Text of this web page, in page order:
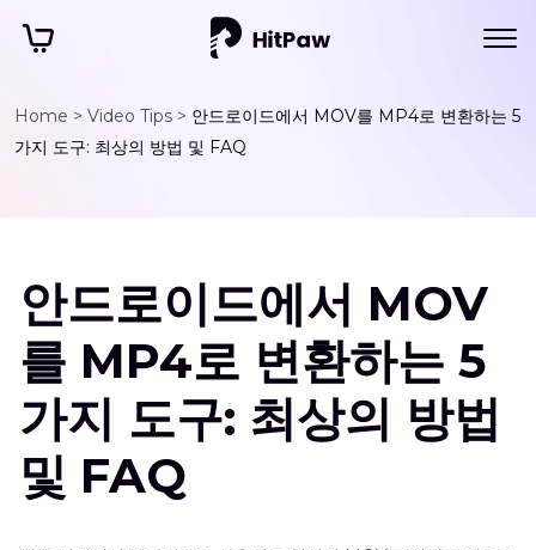
Home > Video Tips > 안드로이드에서 MOV를 MP4로 변환하는 5
가지 도구: 최상의 방법 및 FAQ
안드로이드에서 MOV
를 MP4로 변환하는 5
가지 도구: 최상의 방법
및 FAQ